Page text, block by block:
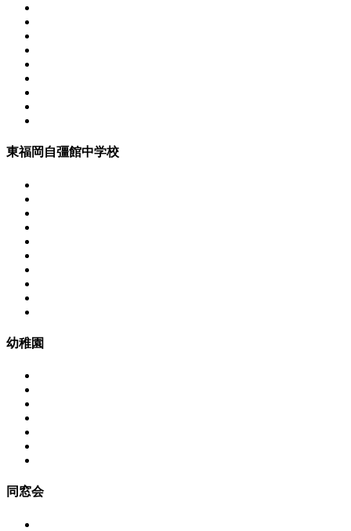
東福岡自彊館中学校
幼稚園
同窓会